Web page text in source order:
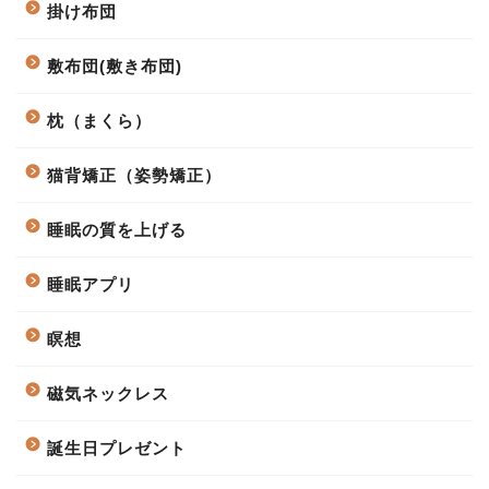
掛け布団
敷布団(敷き布団)
枕（まくら）
猫背矯正（姿勢矯正）
睡眠の質を上げる
睡眠アプリ
瞑想
磁気ネックレス
誕生日プレゼント